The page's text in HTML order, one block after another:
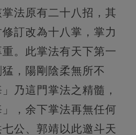
掌法原有二十八招，其
訂改為十八掌，掌力
。此掌法有天下第一
，陽剛陰柔無所不
乃這門掌法之精髓，
，余下掌法再無任何
公、郭靖以此邀斗天